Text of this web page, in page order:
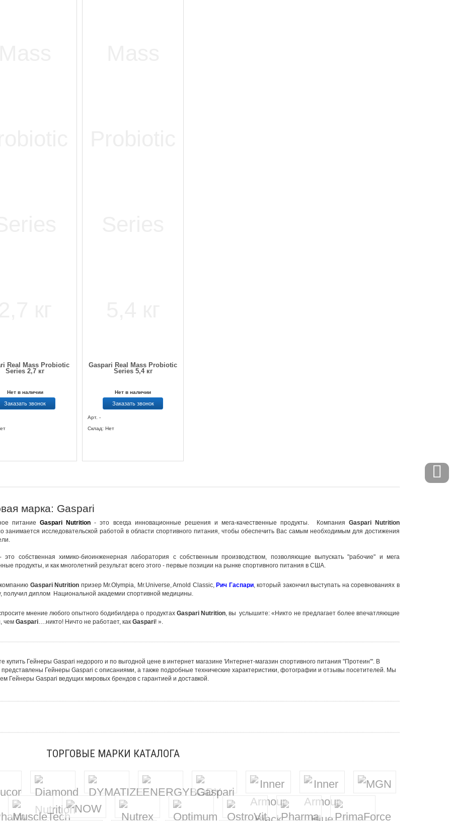
Real Mass Probiotic
Series 2,7 кг
Нет в наличии
Заказать звонок
Gaspari Real Mass Probiotic
Series 5,4 кг
Нет в наличии
Заказать звонок
Арт. -
Склад: Нет
марка: Gaspari
питание Gaspari Nutrition - это всегда инновационные решения и мега-качественные продукты. Компания Gaspari Nutrition
занимается исследовательской работой в области спортивного питания, чтобы обеспечить Вас самым необходимым для достижения
собственная химико-биоинженерная лаборатория с собственным производством, позволяющие выпускать "рабочие" и мега
продукты, и как многолетний результат всего этого - первые позиции на рынке спортивного питания в США.
Gaspari Nutrition призер Mr.Olympia, Mr.Universe, Arnold Classic,Рич Гаспари, который закончил выступать на соревнованиях в
получил диплом Национальной академии спортивной медицины.
мнение любого опытного бодибилдера о продуктах Gaspari Nutrition, вы услышите: «Никто не предлагает более впечатляющие
чем Gaspari….никто! Ничто не работает, как Gaspari! ».
купить Гейнеры Gaspari недорого и по выгодной цене в интернет магазине 'Интернет-магазин спортивного питания "Протеин"'. В
представлены Гейнеры Gaspari с описаниями, а также подробные технические характеристики, фотографии и отзывы посетителей. Мы
Гейнеры Gaspari ведущих мировых брендов с гарантией и доставкой.
ТОРГОВЫЕ МАРКИ КАТАЛОГА